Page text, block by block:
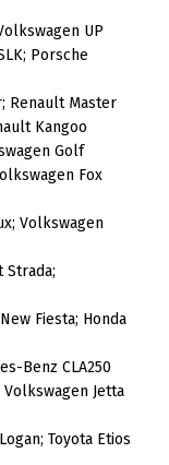
UP
Porsche
Renault Master
Kangoo
Golf
Fox
Volkswagen
Strada;
Fiesta; Honda
Benz CLA250
Volkswagen Jetta
Toyota Etios